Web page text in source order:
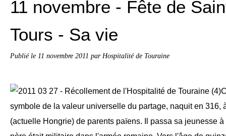
11 novembre - Fête de
Tours - Sa vie
Publié le 11 novembre 2011 par Hospitalité de Touraine
symbole de la valeur universelle du partage, naquit en 316,
(actuelle Hongrie) de parents païens. Il passa sa jeunesse